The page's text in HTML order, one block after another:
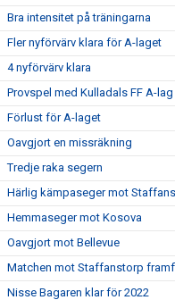
Bra intensitet på träningarna
Fler nyförvärv klara för A-laget
4 nyförvärv klara
Provspel med Kulladals FF A-lag
Förlust för A-laget
Oavgjort en missräkning
Tredje raka segern
Härlig kämpaseger mot
Hemmaseger mot Kosova
Oavgjort mot Bellevue
Matchen mot Staffanstorp
Nisse Bagaren klar för 2022